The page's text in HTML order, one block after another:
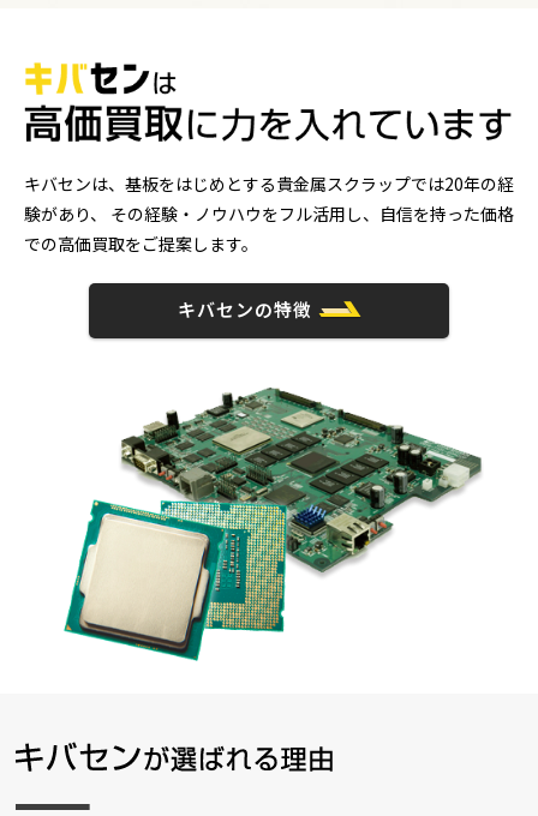
キバセンは、基板をはじめとする貴金属スクラップでは20年の経
験があり、
その経験・ノウハウをフル活用し、自信を持った価格
での高価買取をご提案します。
キバセンの特徴